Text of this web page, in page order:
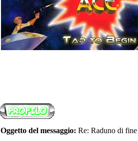
Oggetto del messaggio: Re: Raduno di